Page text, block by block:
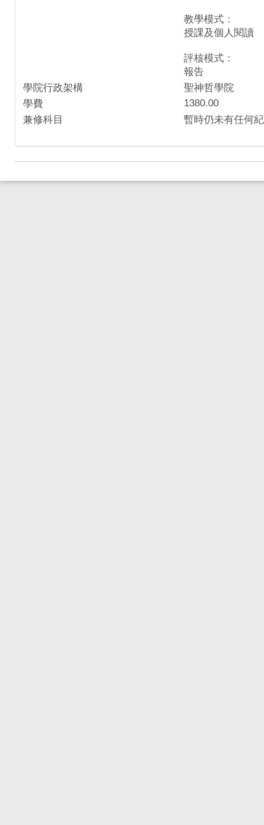
教學模式：
授課及個人閱讀
評核模式：
報告
學院行政架構
聖神哲學院
學費
1380.00
兼修科目
暫時仍未有任何